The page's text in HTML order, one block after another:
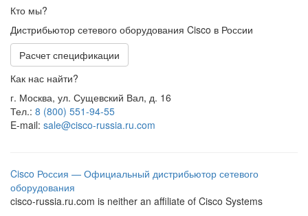
Кто мы?
Дистрибьютор сетевого оборудования Cisco в России
Расчет спецификации
Как нас найти?
г. Москва, ул. Сущевский Вал, д. 16
Тел.: 8 (800) 551-94-55
E-mail: sale@cisco-russia.ru.com
Cisco Россия — Официальный дистрибьютор сетевого
оборудования
cisco-russia.ru.com is neither an affiliate of Cisco Systems